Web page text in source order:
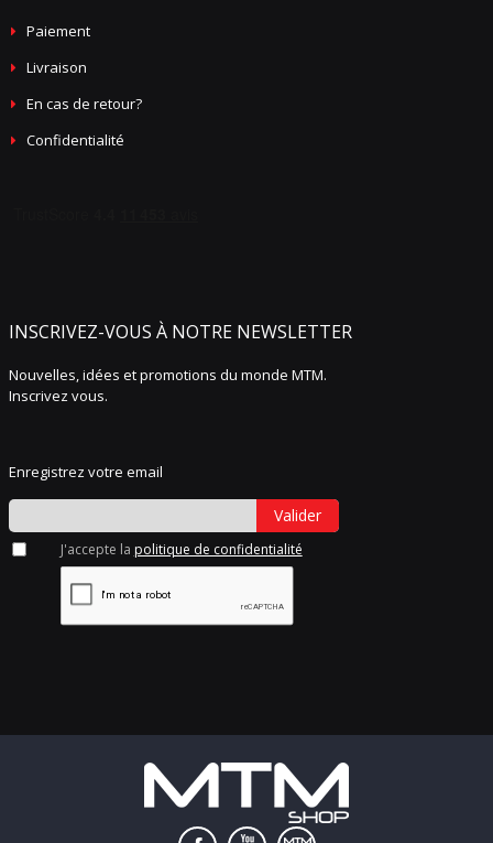
Paiement
Livraison
En cas de retour?
Confidentialité
INSCRIVEZ-VOUS À NOTRE NEWSLETTER
Nouvelles, idées et promotions du monde MTM.
Inscrivez vous.
Enregistrez votre email
Valider
J'accepte la politique de confidentialité